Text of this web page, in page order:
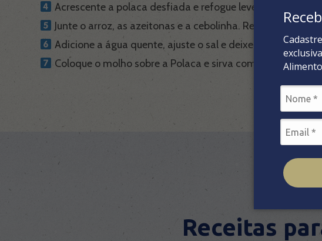
Acrescente a polaca desfiada e refogue levemente para
Junte o arroz, as azeitonas e a cebolinha. Refogue
Adicione a água quente, ajuste o sal e deixe cozinhar em
Coloque o molho sobre a Polaca e sirva com arroz e
Receitas